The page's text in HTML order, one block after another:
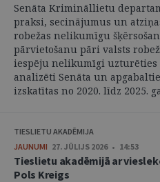
Senāta Krimināllietu
praksi, secinājumus un
robežas nelikumīgu
pārvietošanu pāri valsts
iespēju nelikumīgi uzturēties
analizēti Senāta un
izskatītas no 2020. līdz 2025.
TIESLIETU AKADĒMIJA
JAUNUMI 27. JŪLIJS 2026 • 14:53
Tieslietu akadēmijā ar
Pols Kreigs